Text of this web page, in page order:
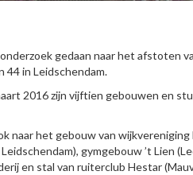
gedaan naar het afstoten
44 in Leidschendam.
2016 zijn vijftien gebouwen en
naar het gebouw van wijkvereniging
gymgebouw ’t Lien
en stal van ruiterclub Hestar